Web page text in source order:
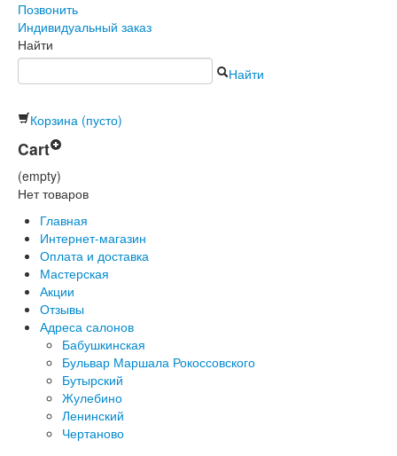
Позвонить
Индивидуальный заказ
Найти
Найти
Корзина (пусто)
Cart
(empty)
Нет товаров
Главная
Интернет-магазин
Оплата и доставка
Мастерская
Акции
Отзывы
Адреса салонов
Бабушкинская
Бульвар Маршала Рокоссовского
Бутырский
Жулебино
Ленинский
Чертаново